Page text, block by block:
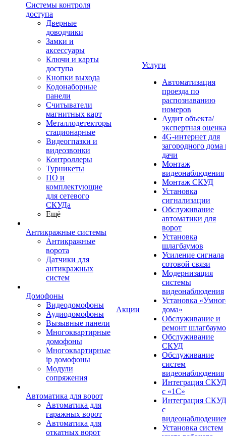
Системы контроля
доступа
Дверные
доводчики
Замки и
аксессуары
Ключи и карты
доступа
Кнопки выхода
Кодонаборные
панели
Считыватели
магнитных карт
Металлодетекторы
стационарные
Видеогпазки и
видеозвонки
Контроллеры
Турникеты
ПО и
комплектующие
для сетевого
СКУДа
Ещё
Антикражные системы
Антикражные
ворота
Датчики для
антикражных
систем
Домофоны
Видеодомофоны
Аудиодомофоны
Вызывные панели
Многоквартирные
домофоны
Многоквартирные
ip домофоны
Модули
сопряжения
Автоматика для ворот
Автоматика для
гаражных ворот
Автоматика для
откатных ворот
Акции
Услуги
Автоматизация
проезда по
распознаванию
номеров
Аудит объекта/
экспертная оценка
4G-интернет для
загородного дома
дачи
Монтаж
видеонаблюдения
Монтаж СКУД
Установка
сигнализации
Обслуживание
автоматики для
ворот
Установка
шлагбаумов
Усиление сигнала
сотовой связи
Модернизация
системы
видеонаблюдения
Установка
дома»
Обслуживание и
ремонт
Обслуживание
СКУД
Обслуживание
систем
видеонаблюдения
Интеграция СКУД
с «1С»
Интеграция СКУД
с
Установка систем